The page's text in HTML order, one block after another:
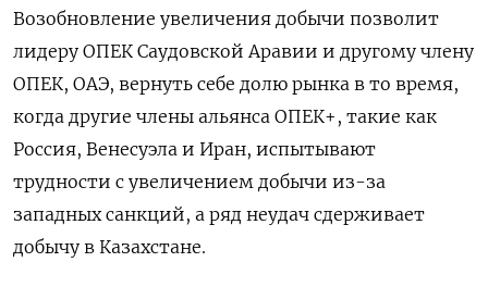
Возобновление увеличения добычи позволит
лидеру ОПЕК Саудовской Аравии ‌и другому члену
ОПЕК, ОАЭ, ‌вернуть себе долю рынка в то время,
когда другие члены альянса ОПЕК+, ​такие как
Россия, Венесуэла и Иран, испытывают
трудности с ‌увеличением добычи из-за
западных санкций, а ряд неудач сдерживает
добычу ​в Казахстане.